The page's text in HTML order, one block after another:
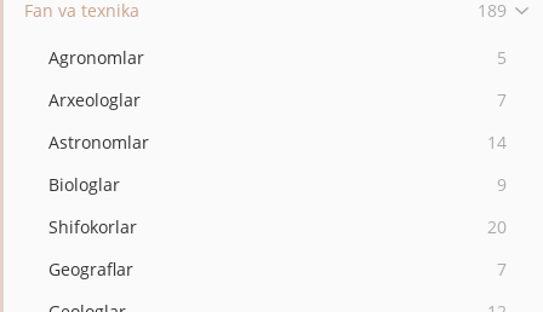
Fan va texnika 189
Agronomlar
5
Arxeologlar
7
Astronomlar
14
Biologlar
9
Shifokorlar
20
Geograflar
7